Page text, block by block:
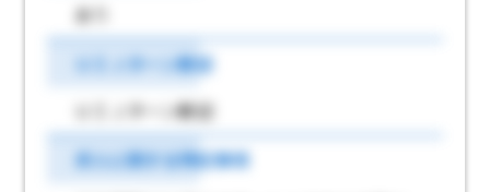
あり
ＵＩＪターン歓迎
ＵＩＪターン歓迎
求人に関する特記事項